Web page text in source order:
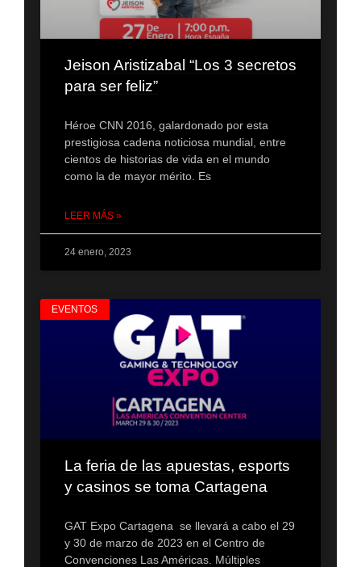
Jeison Aristizabal “Los 3 secretos
para ser feliz”
Héroe CNN 2016, galardonado por esta
prestigiosa cadena noticiosa mundial, entre
cientos de historias de vida en el mundo
como la de mayor mérito. Es
LEER MÁS »
24 enero, 2023
EVENTOS
La feria de las apuestas, esports
y casinos se toma Cartagena
GAT Expo Cartagena se llevará a cabo el 29
y 30 de marzo de 2023 en el Centro de
Convenciones Las Américas. Múltiples